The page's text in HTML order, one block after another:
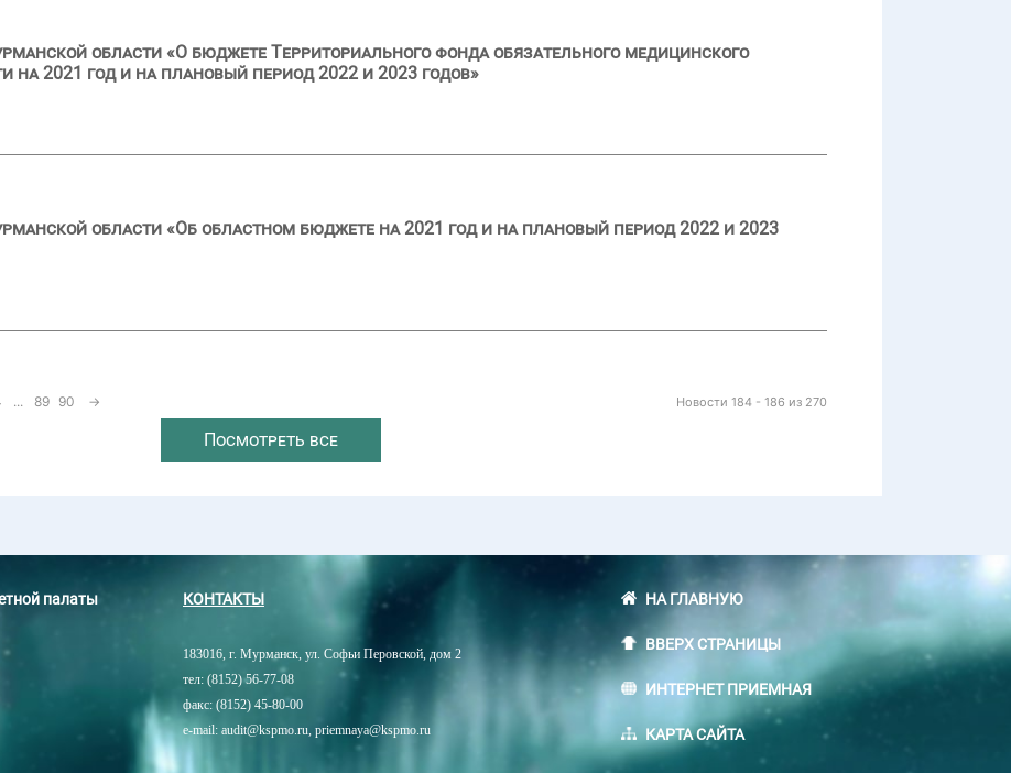
области «О бюджете Территориального фонда обязательного медицинского
на 2021 год и на плановый период 2022 и 2023 годов»
области «Об областном бюджете на 2021 год и на плановый период 2022 и 2023
Новости 184 - 186 из 270
... 89 90 →
Посмотреть все
палаты
КОНТАКТЫ
183016, г. Мурманск, ул. Софьи Перовской, дом 2
тел: (8152) 56-77-08
факс: (8152) 45-80-00
e-mail: audit@kspmo.ru, priemnaya@kspmo.ru
НА ГЛАВНУЮ
ВВЕРХ СТРАНИЦЫ
ИНТЕРНЕТ ПРИЕМНАЯ
КАРТА САЙТА